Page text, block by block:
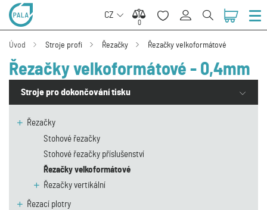
CZ
0
0
Úvod Stroje profi Řezačky Řezačky velkoformátové
Řezačky velkoformátové - 0,4mm
Stroje pro dokončování tisku
Řezačky
Stohové řezačky
Stohové řezačky příslušenství
Řezačky velkoformátové
Řezačky vertikální
Řezací plotry